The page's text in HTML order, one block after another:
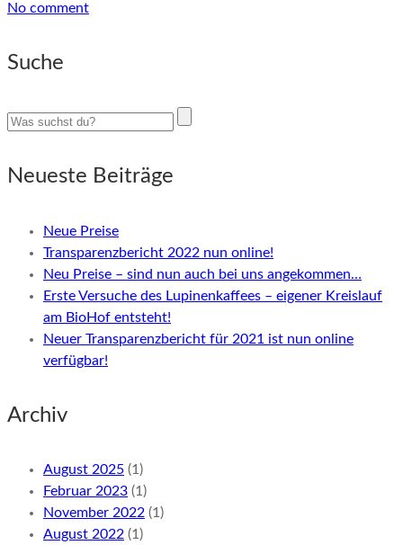
No comment
Suche
Neueste Beiträge
Neue Preise
Transparenzbericht 2022 nun online!
Neu Preise – sind nun auch bei uns angekommen…
Erste Versuche des Lupinenkaffees – eigener Kreislauf
am BioHof entsteht!
Neuer Transparenzbericht für 2021 ist nun online
verfügbar!
Archiv
August 2025 (1)
Februar 2023 (1)
November 2022 (1)
August 2022 (1)